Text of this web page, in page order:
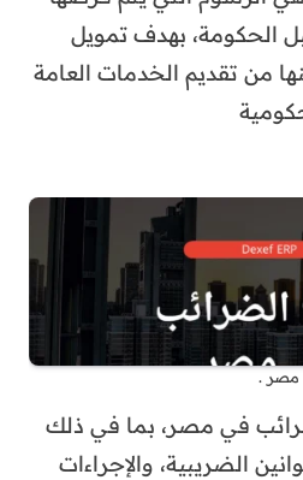
الحكومة، بهدف تمويل
من تقديم الخدمات العامة
مصر .
في مصر، بما في ذلك
الضريبية، والإجراءات